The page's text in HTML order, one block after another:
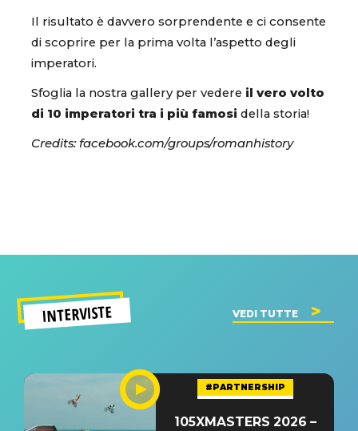
Il risultato è davvero sorprendente e ci consente
di scoprire per la prima volta l’aspetto degli
imperatori.
Sfoglia la nostra gallery per vedere il vero volto
di 10 imperatori tra i più famosi della storia!
Credits: facebook.com/groups/romanhistory
INTERVISTE VEDI TUTTE
#PARTNERSHIP
105XMASTERS 2026 –